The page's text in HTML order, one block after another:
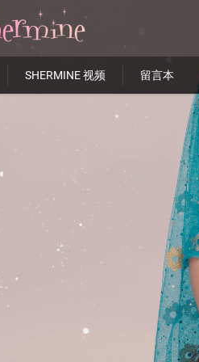
SHERMINE 视频 留言本